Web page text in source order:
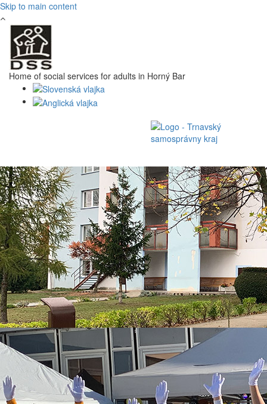
Skip to main content
Home of social services for adults in Horný Bar